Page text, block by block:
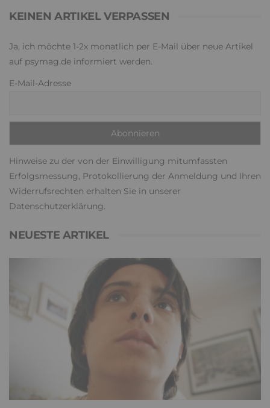
KEINEN ARTIKEL VERPASSEN
Ja, ich möchte 1-2x monatlich per E-Mail über neue Artikel
auf psymag.de informiert werden.
E-Mail-Adresse
Hinweise zu der von der Einwilligung mitumfassten
Erfolgsmessung, Protokollierung der Anmeldung und Ihren
Widerrufsrechten erhalten Sie in unserer
Datenschutzerklärung.
NEUESTE ARTIKEL